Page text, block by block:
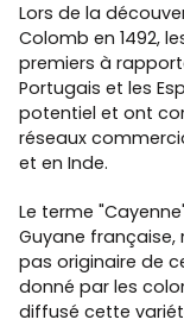
Lors de la
Colomb en 1492,
premiers à
Portugais et les
potentiel et ont
réseaux
et en Inde.
Le terme
Guyane
pas originaire de
donné par les
diffusé cette